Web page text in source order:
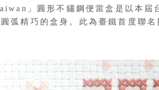
」圓形不鏽鋼便當盒是以本屆
弧精巧的盒身。此為臺鐵首度聯